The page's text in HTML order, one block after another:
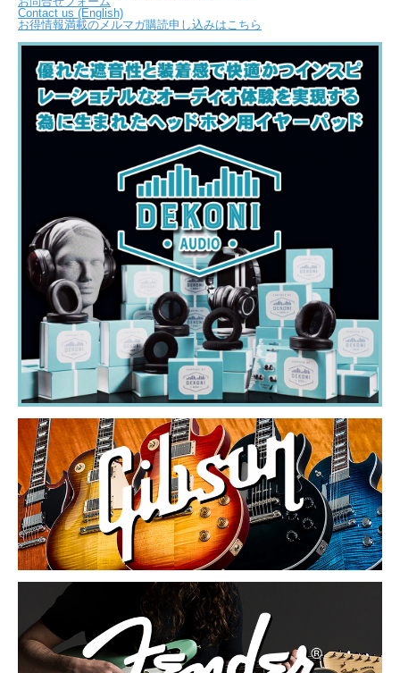
Contact us (English)
お得情報満載のメルマガ購読申し込みはこちら